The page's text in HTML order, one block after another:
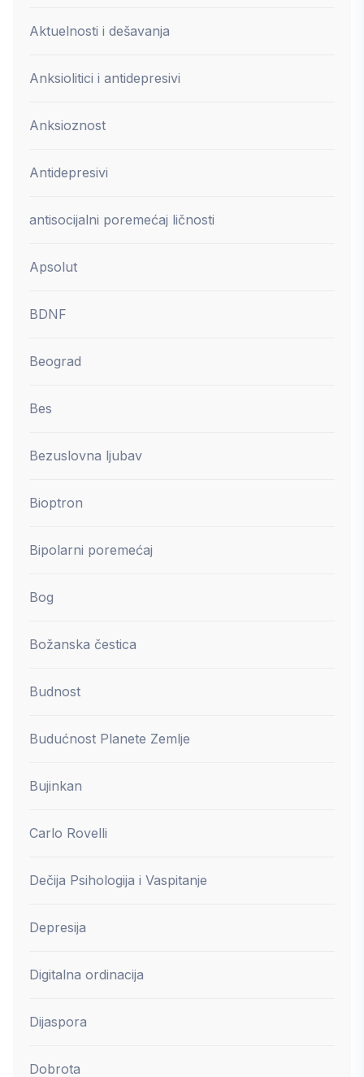
Aktuelnosti i dešavanja
Anksiolitici i antidepresivi
Anksioznost
Antidepresivi
antisocijalni poremećaj ličnosti
Apsolut
BDNF
Beograd
Bes
Bezuslovna ljubav
Bioptron
Bipolarni poremećaj
Bog
Božanska čestica
Budnost
Budućnost Planete Zemlje
Bujinkan
Carlo Rovelli
Dečija Psihologija i Vaspitanje
Depresija
Digitalna ordinacija
Dijaspora
Dobrota